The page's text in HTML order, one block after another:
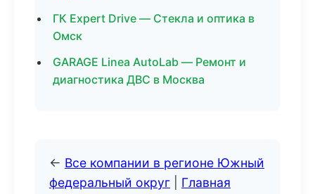
ГК Expert Drive — Стекла и оптика в
Омск
GARAGE Linea AutoLab — Ремонт и
диагностика ДВС в Москва
← Все компании в регионе Южный
федеральный округ
Главная